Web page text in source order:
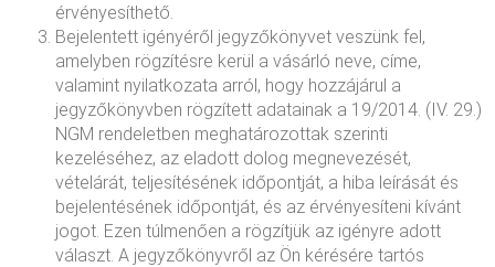
érvényesíthető.
Bejelentett igényéről jegyzőkönyvet veszünk fel,
amelyben rögzítésre kerül a vásárló neve, címe,
valamint nyilatkozata arról, hogy hozzájárul a
jegyzőkönyvben rögzített adatainak a 19/2014. (IV. 29.)
NGM rendeletben meghatározottak szerinti
kezeléséhez, az eladott dolog megnevezését,
vételárát, teljesítésének időpontját, a hiba leírását és
bejelentésének időpontját, és az érvényesíteni kívánt
jogot. Ezen túlmenően a rögzítjük az igényre adott
választ. A jegyzőkönyvről az Ön kérésére tartós